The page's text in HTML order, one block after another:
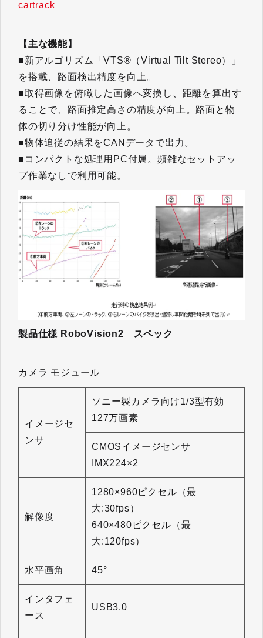
cartrack
​​​​​​​【主な機能】
■新アルゴリズム「VTS®（Virtual Tilt Stereo）」
を搭載、路面検出精度を向上。
■取得画像を俯瞰した画像へ変換し、距離を算出す
ることで、路面推定高さの精度が向上。路面と物
体の切り分け性能が向上。
■物体追従の結果をCANデータで出力。
■コンパクトな処理用PC付属。頻雑なセットアッ
プ作業なしで利用可能。
製品仕様 RoboVision2 スペック
カメラ モジュール
イメージセ
ンサ
ソニー製カメラ向け1/3型有効
127万画素
CMOSイメージセンサ
IMX224×2
解像度
1280×960ピクセル（最
大:30fps）
640×480ピクセル（最
大:120fps）
水平画角 45°
インタフェ
ース
USB3.0